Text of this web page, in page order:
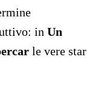
in Un
le vere star